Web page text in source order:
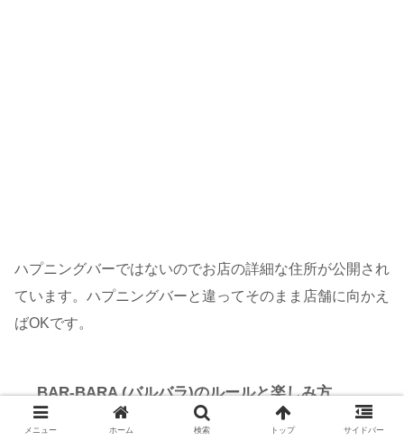
ハプニングバーではないのでお店の詳細な住所が公開され
ています。ハプニングバーと違ってそのまま店舗に向かえ
ばOKです。
BAR-BARA (バルバラ)のルールと楽しみ方
メニュー ホーム 検索 トップ サイドバー